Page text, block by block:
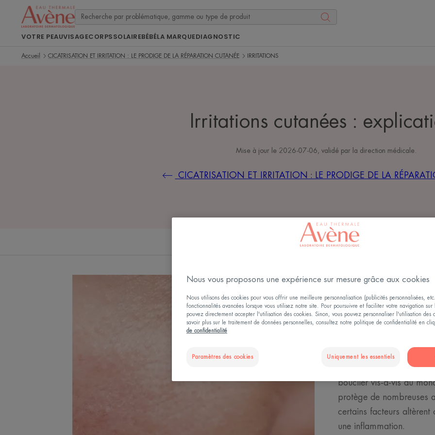
VOTRE PEAUVISAGECORPSSOLAIREBÉBÉLA MARQUEDIAGNOSTIC
Accueil CICATRISATION ET IRRITATION : LE PRODIGE DE LA RÉPARATION CUTANÉE IRRITATIONS
Irritations cutanées :
Mise à jour le 2026-07-06 , validé par la direction médicale
CICATRISATION ET IRRITATION : LE PRODIGE DE LA
NOS REPONSES A VOS QUESTIONS
Irritations
Les irritations et
vit, s’abime et se
bouclier vis-à-vis du
protège de nombreuses
certains facteurs altèrent
une inflammation.
Nous vous proposons une expérience sur mesure grâce aux cookies
Nous utilisons des cookies pour vous offrir une meilleure personnalisation (publicités personnalisées,
fonctionnalités avancées lorsque vous utilisez notre site. Pour poursuivre et faciliter votre navigation sur
pouvez directement accepter l'utilisation des cookies. Sinon, vous pouvez personnaliser l'utilisation des
savoir plus sur le traitement de données personnelles, consultez notre politique de confidentialité en
de confidentialité
Paramètres des cookies Uniquement les essentiels